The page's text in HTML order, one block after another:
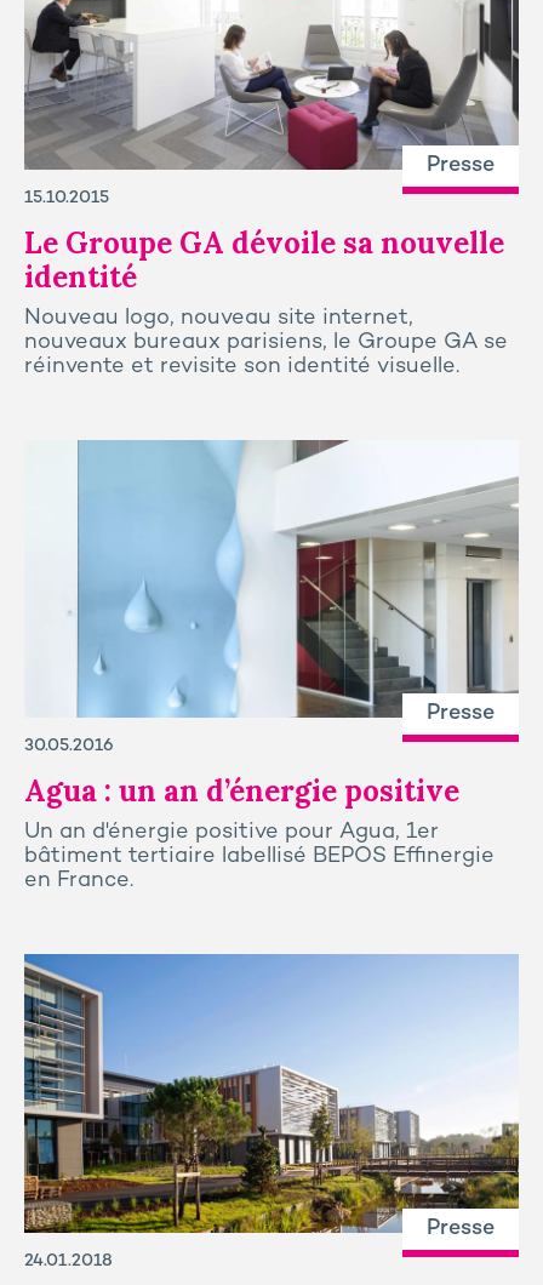
Presse
15.10.2015
Le Groupe GA dévoile sa nouvelle
identité
Nouveau logo, nouveau site internet,
nouveaux bureaux parisiens, le Groupe GA se
réinvente et revisite son identité visuelle.
Presse
30.05.2016
Agua : un an d’énergie positive
Un an d'énergie positive pour Agua, 1er
bâtiment tertiaire labellisé BEPOS Effinergie
en France.
Presse
24.01.2018